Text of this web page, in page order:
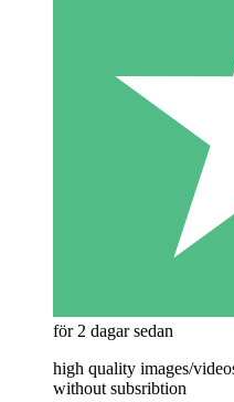
för 2 dagar sedan
high quality images/
without subsribtion